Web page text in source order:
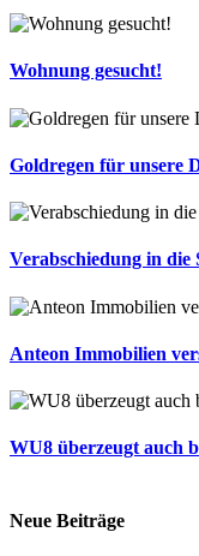
Wohnung gesucht!
Goldregen für unsere
Verabschiedung in die
Anteon Immobilien
WU8 überzeugt auch
Neue Beiträge